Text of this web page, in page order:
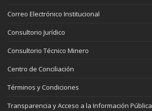
Correo Electrónico Institucional
Consultorio Jurídico
Consultorio Técnico Minero
Centro de Conciliación
Términos y Condiciones
Transparencia y Acceso a la Información Pública